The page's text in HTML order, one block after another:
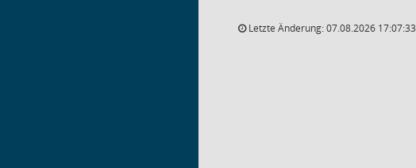
Letzte Änderung: 07.08.2026 17:07:33